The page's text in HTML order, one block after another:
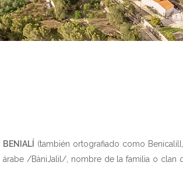
BENIALÍ
(también ortografiado como
árabe /BàniJalil/, nombre de la familia o clan